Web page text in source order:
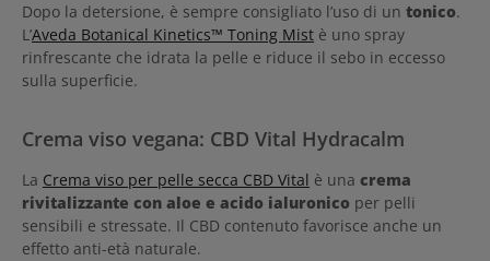
Dopo la detersione, è sempre consigliato l’uso di un tonico.
L’Aveda Botanical Kinetics™ Toning Mist è uno spray
rinfrescante che idrata la pelle e riduce il sebo in eccesso
sulla superficie.
Crema viso vegana: CBD Vital Hydracalm
La Crema viso per pelle secca CBD Vital è una crema
rivitalizzante con aloe e acido ialuronico per pelli
sensibili e stressate. Il CBD contenuto favorisce anche un
effetto anti-età naturale.